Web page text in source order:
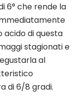
6° che rende la
acido di questa
stagionati e
al
di 6/8 gradi.